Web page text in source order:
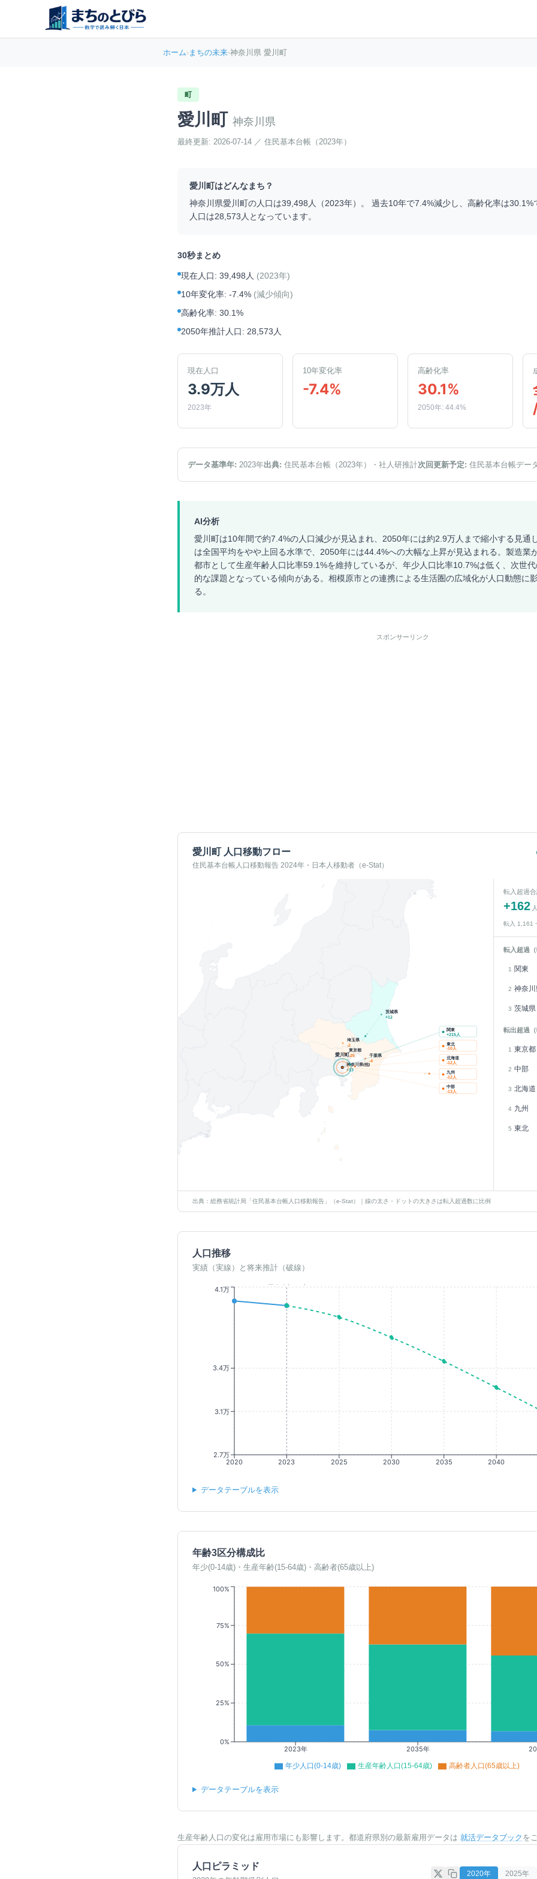
ホーム›まちの未来›神奈川県 愛川町
町
愛川町 神奈川県
最終更新: 2026-07-14 ／ 住民基本台帳（2023年）
愛川町はどんなまち？
神奈川県愛川町の人口は39,498 人（2023年）。 過去10年で7.4%減少し、高齢化率は30.1%
人口は28,573 人となっています。
30秒まとめ
現在人口: 39,498人 (2023年)
10年変化率: -7.4% (減少傾向)
高齢化率: 30.1%
2050年推計人口: 28,573人
現在人口
3.9万人
2023年
10年変化率
-7.4%
高齢化率
30.1%
2050年: 44.4%
データ基準年: 2023年出典: 住民基本台帳（2023年） ・社人研推計次回更新予定: 住民基本台帳デー
AI分析
愛川町は10年間で約7.4%の人口減少が見込まれ、2050年には約2.9万人まで縮小する見通
は全国平均をやや上回る水準で、2050年には44.4%への大幅な上昇が見込まれる。製造業
都市として生産年齢人口比率59.1%を維持しているが、年少人口比率10.7%は低く、次世
的な課題となっている傾向がある。相模原市との連携による生活圏の広域化が人口動態に
る。
スポンサーリンク
愛川町 人口移動フロー
住民基本台帳人口移動報告 2024年・日本人移動者（e-Stat）
神奈川県(他)
+13
茨城県
+12
埼玉県
-2
千葉県
-4
東京都
-25
愛川町
関東
+215人
東北
-10人
北海道
-12人
九州
-12人
中部
-13人
転入超過
+162 人
転入 1,161
転入超過（
1 関東
2 神奈
3 茨城県
転出超過（
1 東京都
2 中部
3 北海道
4 九州
5 東北
出典：総務省統計局「住民基本台帳人口移動報告」（e-Stat）｜線の太さ・ドットの大きさは転入超過数に比例
人口推移
実績（実線）と将来推計（破線）
2020 2023 2025 2030 2035 2040
2.7万
3.1万
3.4万
4.1万
データテーブルを表示
年齢3区分構成比
年少(0-14歳)・生産年齢(15-64歳)・高齢者(65歳以上)
2023年 2035年
0%
25%
50%
75%
100%
年少人口(0-14歳) 生産年齢人口(15-64歳) 高齢者人口(65歳以上)
データテーブルを表示
生産年齢人口の変化は雇用市場にも影響します。都道府県別の最新雇用データは 就活データブック を
人口ピラミッド
2020年 2025年